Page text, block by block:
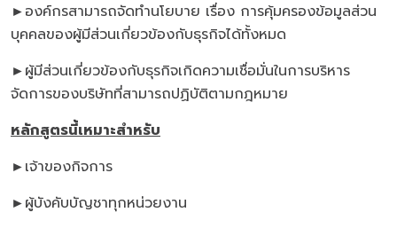
►องค์กรสามารถจัดทำนโยบาย เรื่อง การคุ้มครองข้อมูลส่วน
บุคคลของผู้มีส่วนเกี่ยวข้องกับธุรกิจได้ทั้งหมด
►ผู้มีส่วนเกี่ยวข้องกับธุรกิจเกิดความเชื่อมั่นในการบริหาร
จัดการของบริษัทที่สามารถปฏิบัติตามกฎหมาย
หลักสูตรนี้เหมาะสำหรับ
►เจ้าของกิจการ
►ผู้บังคับบัญชาทุกหน่วยงาน